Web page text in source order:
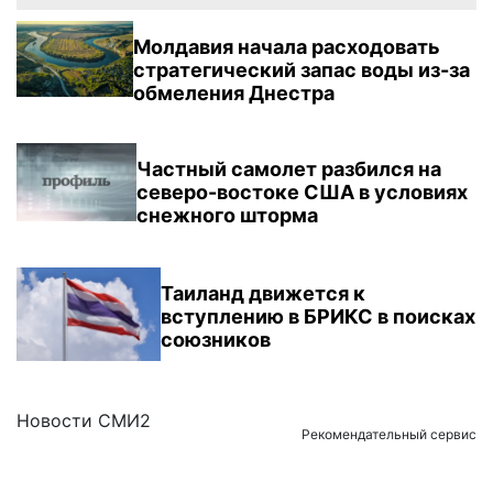
Молдавия начала расходовать
стратегический запас воды из-за
обмеления Днестра
Частный самолет разбился на
северо-востоке США в условиях
снежного шторма
Таиланд движется к
вступлению в БРИКС в поисках
союзников
Новости СМИ2
Рекомендательный сервис